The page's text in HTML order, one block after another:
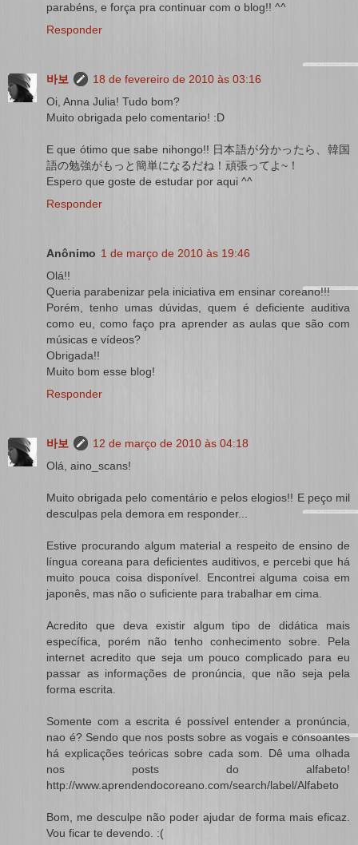
parabéns, e força pra continuar com o blog!! ^^
Responder
바보
18 de fevereiro de 2010 às 03:16
Oi, Anna Julia! Tudo bom?
Muito obrigada pelo comentario! :D
E que ótimo que sabe nihongo!! 日本語が分かったら、韓国
語の勉強がもっと簡単になるだね！頑張ってよ~！
Espero que goste de estudar por aqui ^^
Responder
Anônimo 1 de março de 2010 às 19:46
Olá!!
Queria parabenizar pela iniciativa em ensinar coreano!!!
Porém, tenho umas dúvidas, quem é deficiente auditiva
como eu, como faço pra aprender as aulas que são com
músicas e vídeos?
Obrigada!!
Muito bom esse blog!
Responder
바보
12 de março de 2010 às 04:18
Olá, aino_scans!
Muito obrigada pelo comentário e pelos elogios!! E peço mil
desculpas pela demora em responder...
Estive procurando algum material a respeito de ensino de
língua coreana para deficientes auditivos, e percebi que há
muito pouca coisa disponível. Encontrei alguma coisa em
japonês, mas não o suficiente para trabalhar em cima.
Acredito que deva existir algum tipo de didática mais
específica, porém não tenho conhecimento sobre. Pela
internet acredito que seja um pouco complicado para eu
passar as informações de pronúncia, que não seja pela
forma escrita.
Somente com a escrita é possível entender a pronúncia,
nao é? Sendo que nos posts sobre as vogais e consoantes
há explicações teóricas sobre cada som. Dê uma olhada
nos posts do alfabeto!
http://www.aprendendocoreano.com/search/label/Alfabeto
Bom, me desculpe não poder ajudar de forma mais eficaz.
Vou ficar te devendo. :(